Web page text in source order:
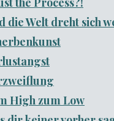
die Welt dreht sich
High zum Low